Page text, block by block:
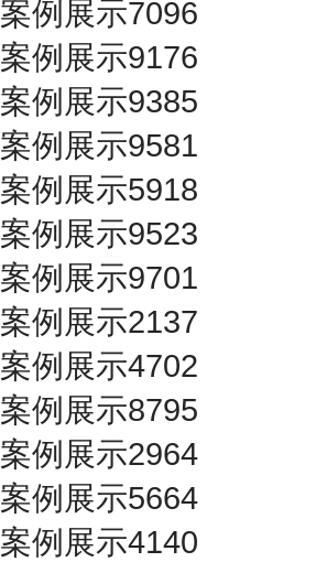
案例展示7096
案例展示9176
案例展示9385
案例展示9581
案例展示5918
案例展示9523
案例展示9701
案例展示2137
案例展示4702
案例展示8795
案例展示2964
案例展示5664
案例展示4140